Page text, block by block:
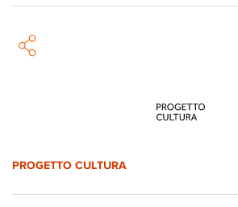
PROGETTO CULTURA